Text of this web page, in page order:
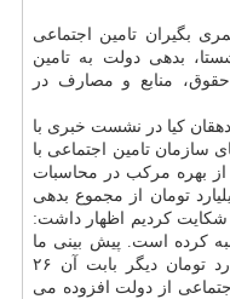
بگیران تامین اجتماعی
بدهی دولت به تامین
منابع و مصارف در
كیا در نشست خبری با
سازمان تامین اجتماعی با
از بهره مركب در محاسبات
عنوان شد و ۹۰ هزار میلیارد تومان از مجموع بدهی
شكایت كردیم اظهار داشت:
كرده است. پیش بینی ما
این است كه سال آینده ۴۰ هزار میلیارد تومان دیگر بابت آن ۲۶
از دولت افزوده می